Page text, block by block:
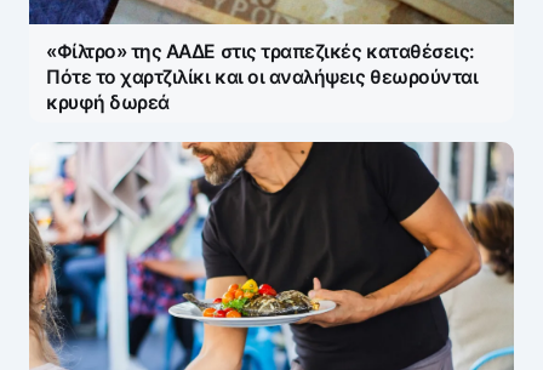
«Φίλτρο» της ΑΑΔΕ στις τραπεζικές καταθέσεις:
Πότε το χαρτζιλίκι και οι αναλήψεις θεωρούνται
κρυφή δωρεά